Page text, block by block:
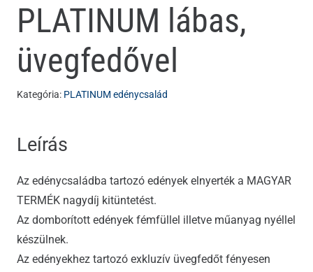
PLATINUM lábas,
üvegfedővel
Kategória: PLATINUM edénycsalád
Leírás
Az edénycsaládba tartozó edények elnyerték a MAGYAR
TERMÉK nagydíj kitüntetést.
Az domborított edények fémfüllel illetve műanyag nyéllel
készülnek.
Az edényekhez tartozó exkluzív üvegfedőt fényesen